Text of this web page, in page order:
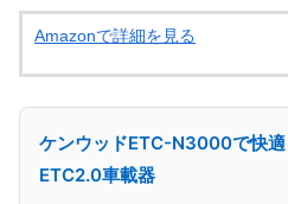
Amazonで詳細を見る
ケンウッドETC-N3000で快
ETC2.0車載器